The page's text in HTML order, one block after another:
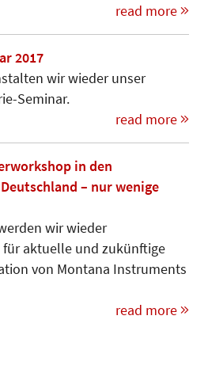
read more
2017
wir wieder unser
Seminar.
read more
in den
– nur wenige
wir wieder
aktuelle und zukünftige
von Montana Instruments
read more